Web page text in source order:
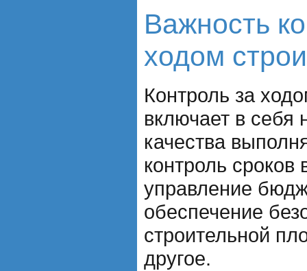
Важность
ходом
Контроль за
включает в себя
качества
контроль сроков
управление
обеспечение
строительной
другое.